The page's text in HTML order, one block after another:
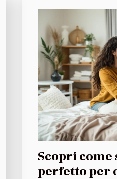
Scopri
perfetto per